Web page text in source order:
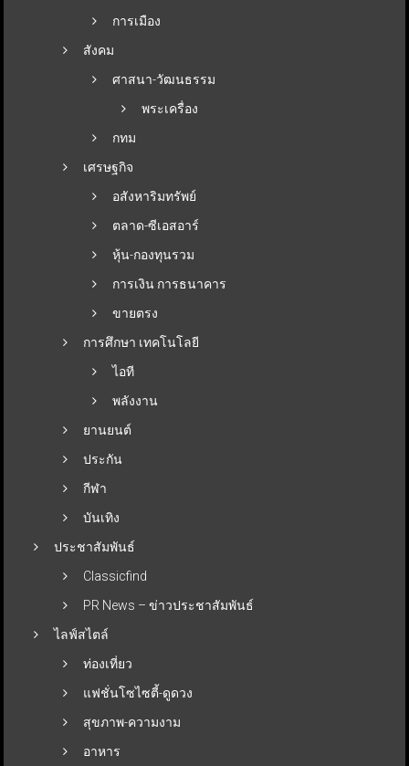
การเมือง
สังคม
ศาสนา-วัฒนธรรม
พระเครื่อง
กทม
เศรษฐกิจ
อสังหาริมทรัพย์
ตลาด-ซีเอสอาร์
หุ้น-กองทุนรวม
การเงิน การธนาคาร
ขายตรง
การศึกษา เทคโนโลยี
ไอที
พลังงาน
ยานยนต์
ประกัน
กีฬา
บันเทิง
ประชาสัมพันธ์
Classicfind
PR News – ข่าวประชาสัมพันธ์
ไลฟ์สไตล์
ท่องเที่ยว
แฟชั่นโซไซตี้-ดูดวง
สุขภาพ-ความงาม
อาหาร